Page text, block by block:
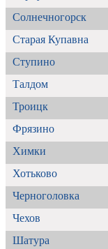
Солнечногорск
Старая Купавна
Ступино
Талдом
Троицк
Фрязино
Химки
Хотьково
Черноголовка
Чехов
Шатура